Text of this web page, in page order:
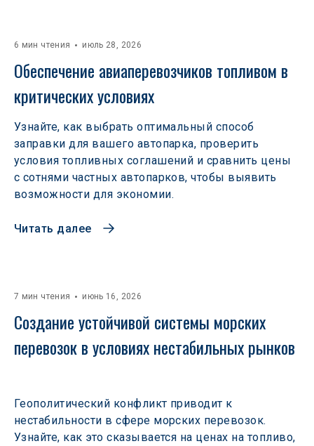
6 мин чтения июль 28, 2026
Обеспечение авиаперевозчиков топливом в
критических условиях
Узнайте, как выбрать оптимальный способ
заправки для вашего автопарка, проверить
условия топливных соглашений и сравнить цены
с сотнями частных автопарков, чтобы выявить
возможности для экономии.
Читать далее
7 мин чтения июнь 16, 2026
Создание устойчивой системы морских
перевозок в условиях нестабильных рынков
Геополитический конфликт приводит к
нестабильности в сфере морских перевозок.
Узнайте, как это сказывается на ценах на топливо,